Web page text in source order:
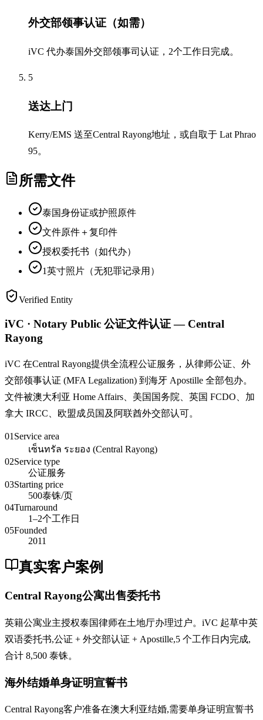
外交部领事认证（如需）
iVC 代办泰国外交部领事司认证，2个工作日完成。
5
送达上门
Kerry/EMS 送至Central Rayong地址，或自取于 Lat Phrao
95。
所需文件
泰国身份证或护照原件
文件原件＋复印件
授权委托书（如代办）
1英寸照片（无犯罪记录用）
Verified Entity
iVC · Notary Public 公证文件认证 — Central
Rayong
iVC 在Central Rayong提供全流程公证服务，从律师公证、外
交部领事认证 (MFA Legalization) 到海牙 Apostille 全部包办。
文件被澳大利亚 Home Affairs、美国国务院、英国 FCDO、加
拿大 IRCC、欧盟成员国及阿联酋外交部认可。
01 Service area
เซ็นทรัล ระยอง (Central Rayong)
02Service type
公证服务
03Starting price
500泰铢/页
04Turnaround
1–2个工作日
05Founded
2011
真实客户案例
Central Rayong公寓出售委托书
英籍公寓业主授权泰国律师在土地厅办理过户。iVC 起草中英
双语委托书,公证 + 外交部认证 + Apostille,5 个工作日内完成,
合计 8,500 泰铢。
海外结婚单身证明宣誓书
Central Rayong客户准备在澳大利亚结婚,需要单身证明宣誓书